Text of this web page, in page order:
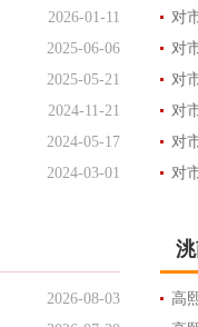
2026-01-11
2025-06-06
2025-05-21
2024-11-21
2024-05-17
2024-03-01
2026-08-03